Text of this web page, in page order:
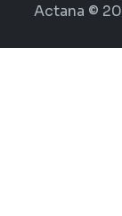
Actana ©